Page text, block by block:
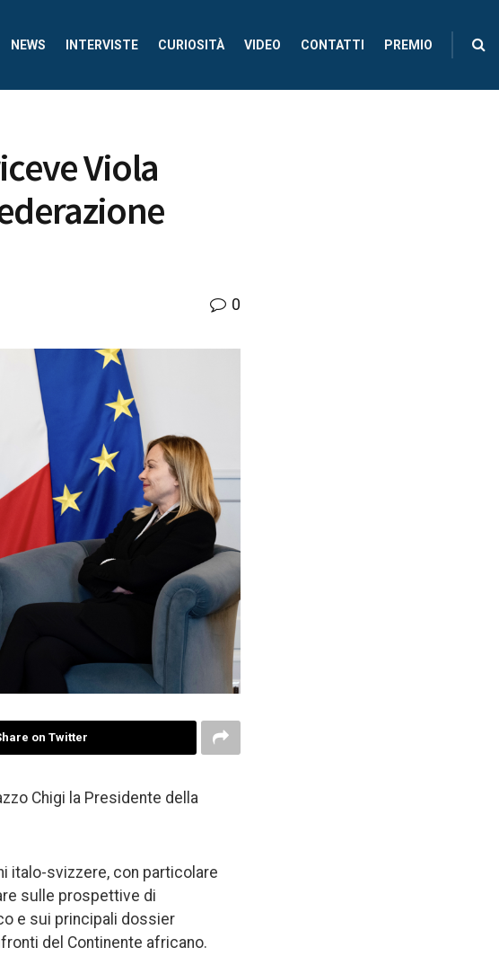
NEWS INTERVISTE CURIOSITÀ VIDEO CONTATTI PREMIO
Viola
0
on Twitter
Chigi la Presidente della
italo-svizzere, con particolare
sulle prospettive di
e sui principali dossier
del Continente africano.